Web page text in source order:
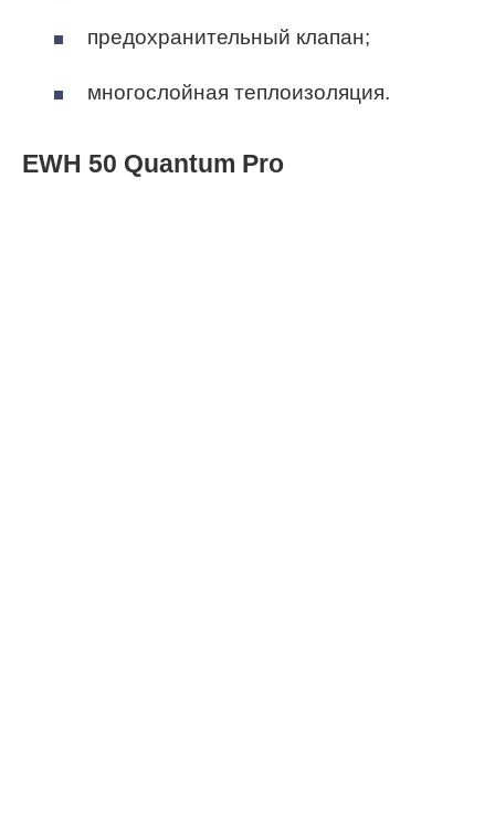
предохранительный клапан;
многослойная теплоизоляция.
EWH 50 Quantum Pro